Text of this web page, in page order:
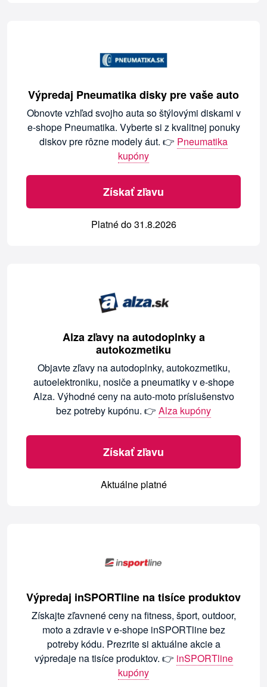
Výpredaj Pneumatika disky pre vaše auto
Obnovte vzhľad svojho auta so štýlovými diskami v
e-shope Pneumatika. Vyberte si z kvalitnej ponuky
diskov pre rôzne modely áut. 👉 Pneumatika
kupóny
Získať zľavu
Platné do 31.8.2026
Alza zľavy na autodoplnky a
autokozmetiku
Objavte zľavy na autodoplnky, autokozmetiku,
autoelektroniku, nosiče a pneumatiky v e-shope
Alza. Výhodné ceny na auto‑moto príslušenstvo
bez potreby kupónu. 👉 Alza kupóny
Získať zľavu
Aktuálne platné
Výpredaj inSPORTline na tisíce produktov
Získajte zľavnené ceny na fitness, šport, outdoor,
moto a zdravie v e-shope inSPORTline bez
potreby kódu. Prezrite si aktuálne akcie a
výpredaje na tisíce produktov. 👉 inSPORTline
kupóny